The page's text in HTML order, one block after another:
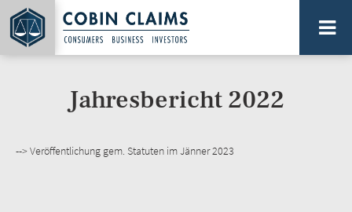
Direkt
zum
Inhalt
Jahresbericht 2022
--> Veröffentlichung gem. Statuten im Jänner 2023